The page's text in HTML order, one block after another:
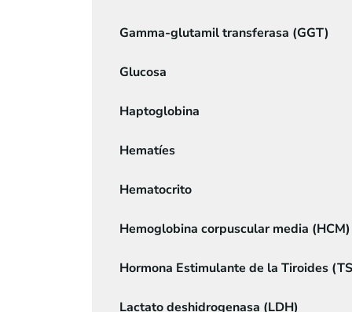
Gamma-glutamil transferasa (GGT)
Glucosa
Haptoglobina
Hematíes
Hematocrito
Hemoglobina corpuscular media (HCM)
Hormona Estimulante de la Tiroides
Lactato deshidrogenasa (LDH)